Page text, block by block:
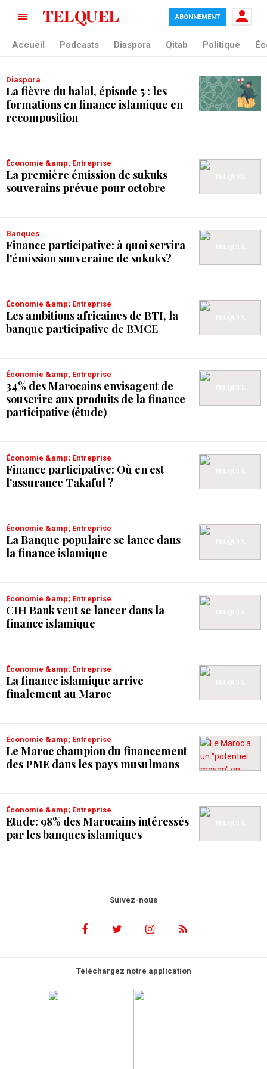
tag blade
ABONNEMENT
Accueil Podcasts Diaspora Qitab Politique
Diaspora
La fièvre du halal, épisode 5 : les
formations en finance islamique en
recomposition
Économie &amp; Entreprise
La première émission de sukuks
souverains prévue pour octobre
Banques
Finance participative: à quoi servira
l'émission souveraine de sukuks?
Économie &amp; Entreprise
Les ambitions africaines de BTI, la
banque participative de BMCE
Économie &amp; Entreprise
34% des Marocains envisagent de
souscrire aux produits de la finance
participative (étude)
Économie &amp; Entreprise
Finance participative: Où en est
l'assurance Takaful ?
Économie &amp; Entreprise
La Banque populaire se lance dans
la finance islamique
Économie &amp; Entreprise
CIH Bank veut se lancer dans la
finance islamique
Économie &amp; Entreprise
La finance islamique arrive
finalement au Maroc
Économie &amp; Entreprise
Le Maroc champion du financement
des PME dans les pays musulmans
Économie &amp; Entreprise
Etude: 98% des Marocains intéressés
par les banques islamiques
Suivez-nous
Téléchargez notre application